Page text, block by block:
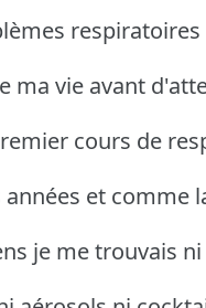
respiratoires
ma vie avant
cours de
et comme
je me trouvais